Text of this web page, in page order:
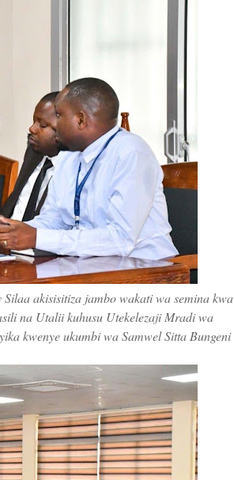
akisisitiza jambo wakati wa semina kwa
na Utalii kuhusu Utekelezaji Mradi wa
kwenye ukumbi wa Samwel Sitta Bungeni